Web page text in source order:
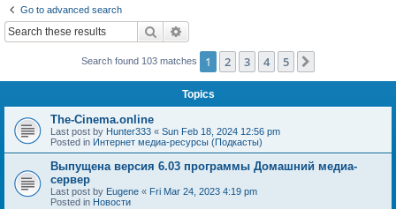
Go to advanced search
Search
Search found 103 matches 1 2 3 4 5
Topics
The-Cinema.online
Last post by Hunter333 « Sun Feb 18, 2024 12:56 pm
Posted in Интернет медиа-ресурсы (Подкасты)
Выпущена версия 6.03 программы Домашний медиа-
сервер
Last post by Eugene « Fri Mar 24, 2023 4:19 pm
Posted in Новости